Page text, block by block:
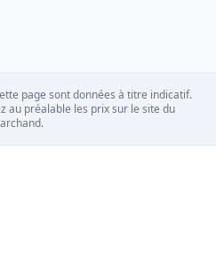
page sont données à titre indicatif.
au préalable les prix sur le site du